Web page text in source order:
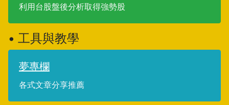
利用台股盤後分析取得強勢股
• 工具與教學
夢專欄
各式文章分享推薦